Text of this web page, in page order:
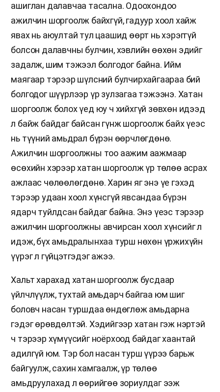
ашиглан далавчаа тасална. Одоохондоо
ажилчин шоргоолж байхгүй, гадуур хоол хайж
явах нь аюултай тул цаашид өөрт нь хэрэггүй
болсон далавчны булчин, хэвлийн өөхөн эдийг
задалж, шим тэжээл болгодог байна. Ийм
маягаар тэрээр шүлсний булчирхайгаараа бий
болгодог шүүрлээр үр зулзагаа тэжээнэ. Хатан
шоргоолж болох үед юу ч хийхгүй зөвхөн идээд
л байж байдаг байсан гүнж шоргоолж байх үеэс
нь түүний амьдрал бүрэн өөрчлөгдөнө.
Ажилчин шоргоолжны тоо аажим аажмаар
өсөхийн хэрээр хатан шоргоолж үр төлөө асрах
ажлаас чөлөөлөгдөнө. Харин яг энэ үе гэхэд
тэрээр удаан хоол хүнсгүй явсандаа бүрэн
ядарч туйлдсан байдаг байна. Энэ үеэс тэрээр
ажилчин шоргоолжны авчирсан хоол хүнсийг л
идэж, бүх амьдралынхаа турш нөхөн үржихүйн
үүрэг л гүйцэтгэдэг ажээ.
Хальт харахад хатан шоргоолж бусдаар
үйлчлүүлж, тухтай амьдарч байгаа юм шиг
боловч насан туршдаа өндөглөж амьдарна
гэдэг өрөвдөлтэй. Хэдийгээр хатан гэж нэртэй
ч тэрээр хүмүүсийг ноёрхоод байдаг хаантай
адилгүй юм. Тэр бол насан турш үүрээ барьж
байгуулж, сахин хамгаалж, үр төлөө
амьдруулахад л өөрийгөө зориулдаг ээж